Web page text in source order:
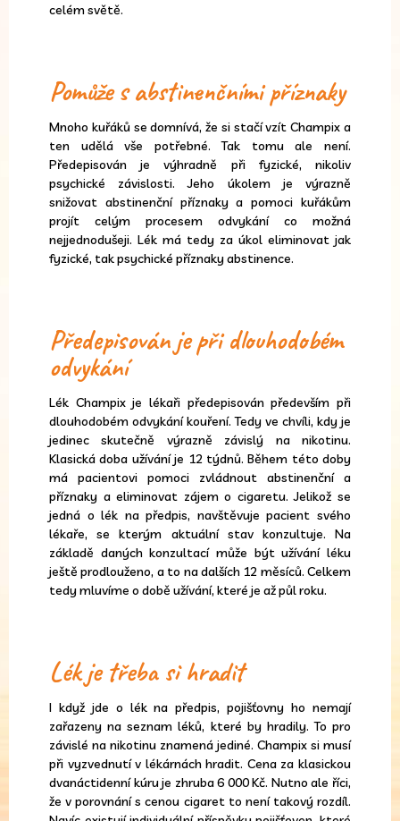
celém světě.
Pomůže s abstinenčními příznaky
Mnoho kuřáků se domnívá, že si stačí vzít Champix a
ten udělá vše potřebné. Tak tomu ale není.
Předepisován je výhradně při fyzické, nikoliv
psychické závislosti. Jeho úkolem je výrazně
snižovat abstinenční příznaky a pomoci kuřákům
projít celým procesem odvykání co možná
nejjednodušeji. Lék má tedy za úkol eliminovat jak
fyzické, tak psychické příznaky abstinence.
Předepisován je při dlouhodobém
odvykání
Lék Champix je lékaři předepisován především při
dlouhodobém odvykání kouření. Tedy ve chvíli, kdy je
jedinec skutečně výrazně závislý na nikotinu.
Klasická doba užívání je 12 týdnů. Během této doby
má pacientovi pomoci zvládnout abstinenční a
příznaky a eliminovat zájem o cigaretu. Jelikož se
jedná o lék na předpis, navštěvuje pacient svého
lékaře, se kterým aktuální stav konzultuje. Na
základě daných konzultací může být užívání léku
ještě prodlouženo, a to na dalších 12 měsíců. Celkem
tedy mluvíme o době užívání, které je až půl roku.
Lék je třeba si hradit
I když jde o lék na předpis, pojišťovny ho nemají
zařazeny na seznam léků, které by hradily. To pro
závislé na nikotinu znamená jediné. Champix si musí
při vyzvednutí v lékárnách hradit. Cena za klasickou
dvanáctidenní kúru je zhruba 6 000 Kč. Nutno ale říci,
že v porovnání s cenou cigaret to není takový rozdíl.